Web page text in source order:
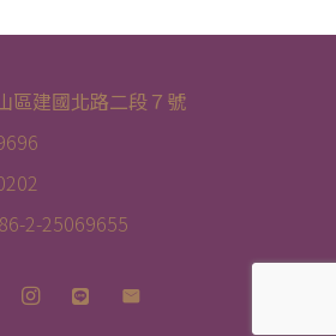
區建國北路二段７號
2-25069655